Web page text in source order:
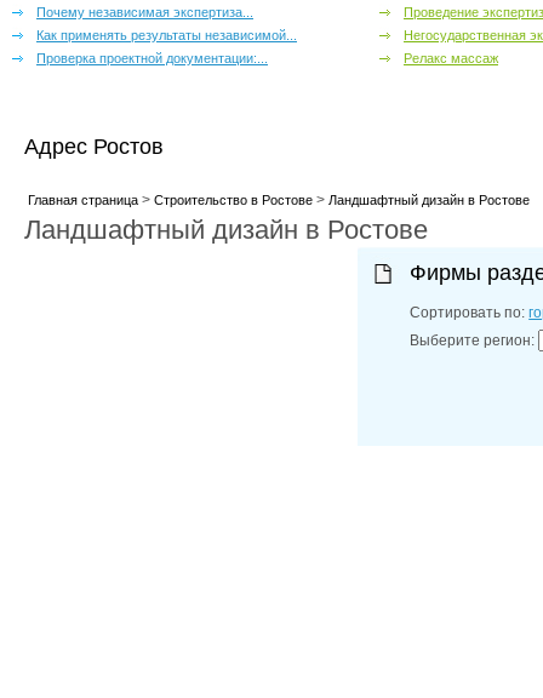
Почему независимая экспертиза...
Как применять результаты независимой...
Проверка проектной документации:...
Проведение
Негосударственная
Релакс массаж
Адрес Ростов
Главная страница> Строительство в Ростове> Ландшафтный дизайн в Ростове
Ландшафтный дизайн в Ростове
Фирмы
Сортировать по:
Выберите регион: